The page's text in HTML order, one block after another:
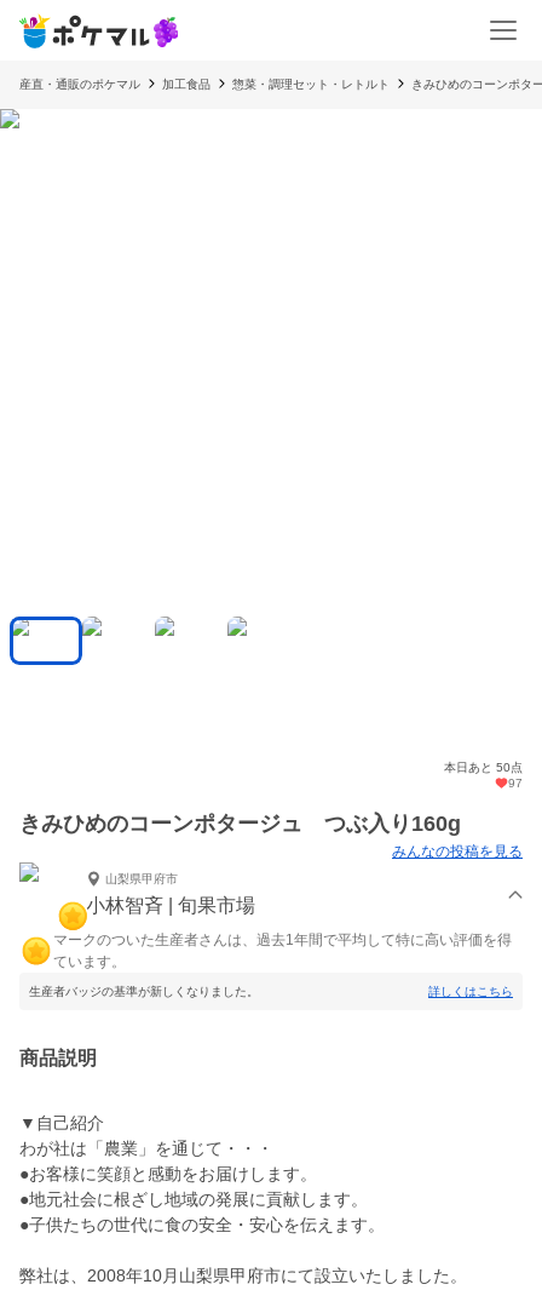
産直・通販のポケマル 加工食品 惣菜・調理セット・レトルト きみひめのコーンポ
本日あと 50点
97
きみひめのコーンポタージュ つぶ入り160g
みんなの投稿を見る
山梨県甲府市
小林智斉 | 旬果市場
マークのついた生産者さんは、過去1年間で平均して特に高い評価を得
ています。
生産者バッジの基準が新しくなりました。 詳しくはこちら
商品説明
▼自己紹介
わが社は「農業」を通じて・・・
●お客様に笑顔と感動をお届けします。
●地元社会に根ざし地域の発展に貢献します。
●子供たちの世代に食の安全・安心を伝えます。
弊社は、2008年10月山梨県甲府市にて設立いたしました。